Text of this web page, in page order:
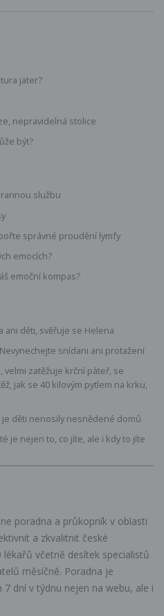
jater?
nepravidelná stolice
být?
službu
správné proudění lymfy
emocích?
emoční kompas?
ani děti, svěřuje se Helena
snídani ani protažení
zatěžuje krční páteř, se
jak se 40 kilovým pytlem na krku,
je děti nenosily nesnědené domů
je nejen to, co jíte, ale i kdy to jíte
poradna a průkopník v oblasti
a zkvalitnit české
včetně desítek specialistů
měsíčně. Poradna je
dní v týdnu nejen na webu, ale i